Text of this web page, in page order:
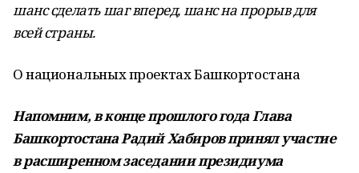
шанс сделать шаг вперед, шанс на прорыв для
всей страны.
О национальных проектах Башкортостана
Напомним, в конце прошлого года Глава
Башкортостана Радий Хабиров принял участие
в расширенном заседании президиума